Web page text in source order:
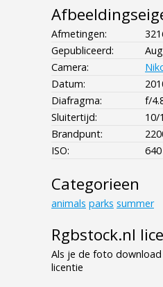
Afmetingen:
Gepubliceerd:
Camera:
Datum:
Diafragma:
f/
Sluitertijd:
10/
Brandpunt:
ISO:
640
Categorieen
animals parks summer
Rgbstock.nl
Als je de foto
licentie